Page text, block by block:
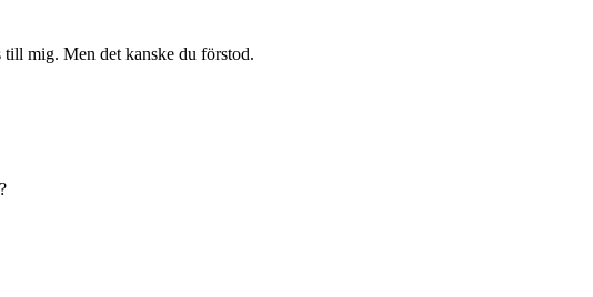
till mig. Men det kanske du förstod.